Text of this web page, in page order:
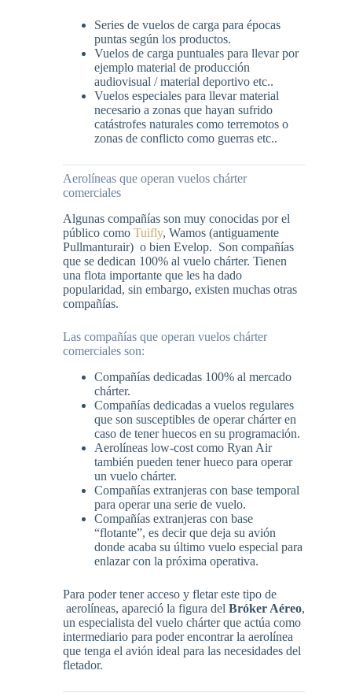
Series de vuelos de carga para épocas
puntas según los productos.
Vuelos de carga puntuales para llevar por
ejemplo material de producción
audiovisual / material deportivo etc..
Vuelos especiales para llevar material
necesario a zonas que hayan sufrido
catástrofes naturales como terremotos o
zonas de conflicto como guerras etc..
Aerolíneas que operan vuelos chárter
comerciales
Algunas compañías son muy conocidas por el
público como Tuifly, Wamos (antiguamente
Pullmanturair) o bien Evelop. Son compañías
que se dedican 100% al vuelo chárter. Tienen
una flota importante que les ha dado
popularidad, sin embargo, existen muchas otras
compañías.
Las compañías que operan vuelos chárter
comerciales son:
Compañías dedicadas 100% al mercado
chárter.
Compañías dedicadas a vuelos regulares
que son susceptibles de operar chárter en
caso de tener huecos en su programación.
Aerolíneas low-cost como Ryan Air
también pueden tener hueco para operar
un vuelo chárter.
Compañías extranjeras con base temporal
para operar una serie de vuelo.
Compañías extranjeras con base
“flotante”, es decir que deja su avión
donde acaba su último vuelo especial para
enlazar con la próxima operativa.
Para poder tener acceso y fletar este tipo de
aerolíneas, apareció la figura del Bróker Aéreo,
un especialista del vuelo chárter que actúa como
intermediario para poder encontrar la aerolínea
que tenga el avión ideal para las necesidades del
fletador.